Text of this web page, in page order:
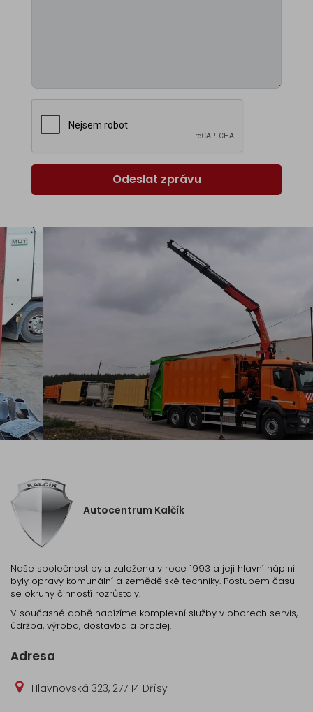
Odeslat zprávu
Autocentrum Kalčík
Naše společnost byla založena v roce 1993 a její hlavní náplní
byly opravy komunální a zemědělské techniky. Postupem času
se okruhy činností rozrůstaly.
V současné době nabízíme komplexní služby v oborech servis,
údržba, výroba, dostavba a prodej.
Adresa
Hlavnovská 323, 277 14 Dřísy